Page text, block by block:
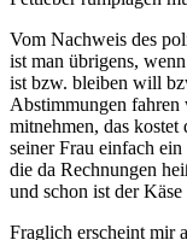
Vom Nachweis des
ist man übrigens,
ist bzw. bleiben will
Abstimmungen
mitnehmen, das
seiner Frau einfach
die da Rechnungen
und schon ist der Käse
Fraglich erscheint mir